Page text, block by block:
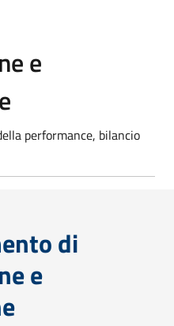
e
performance, bilancio
di
e